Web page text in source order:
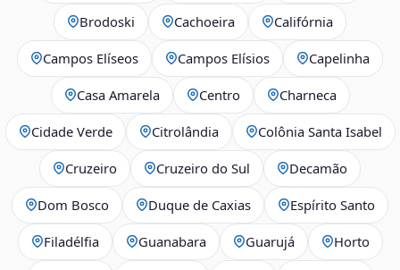
Brodoski Cachoeira Califórnia
Campos Elíseos Campos Elísios Capelinha
Casa Amarela Centro Charneca
Cidade Verde Citrolândia Colônia Santa Isabel
Cruzeiro Cruzeiro do Sul Decamão
Dom Bosco Duque de Caxias Espírito Santo
Filadélfia Guanabara Guarujá Horto